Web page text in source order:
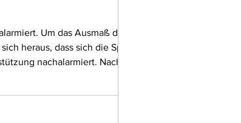
Um das Ausmaß der
heraus, dass sich die Spur
nachalarmiert. Nach dem